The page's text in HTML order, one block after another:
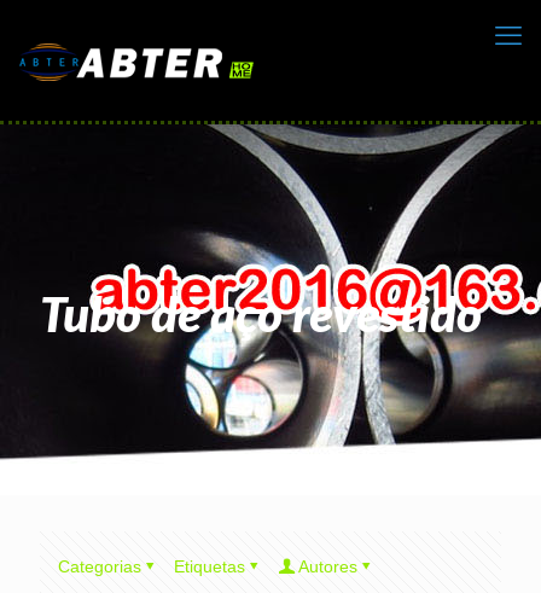
Tubo de aço revestido
Categorias Etiquetas
Autores